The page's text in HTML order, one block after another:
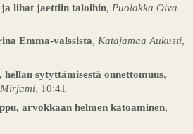
lihat jaettiin taloihin, Puolakka Oiva
Emma-valssista, Katajamaa Aukusti,
sytyttämisestä onnettomuus,
, 10:41
arvokkaan helmen katoaminen,